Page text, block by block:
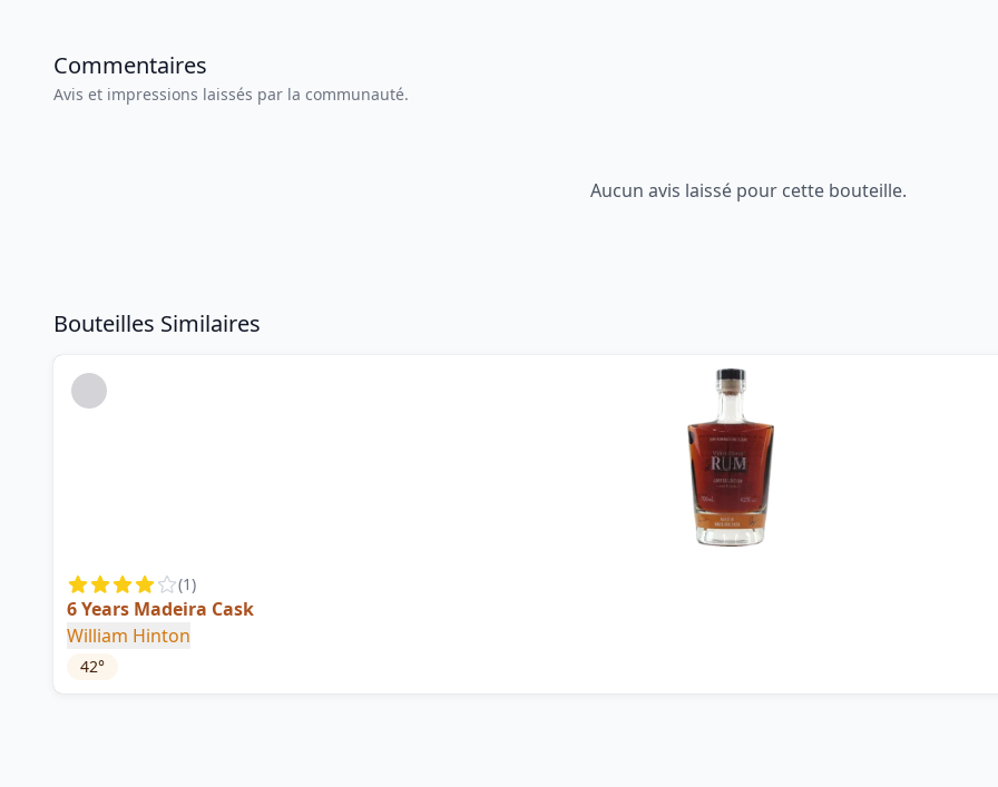
Commentaires
Avis et impressions laissés par la communauté.
Aucun avis laissé pour cette bouteille.
Bouteilles Similaires
(1)
6 Years Madeira Cask
William Hinton
42°